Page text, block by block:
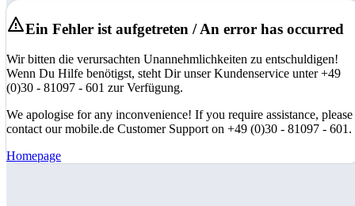
Ein Fehler ist aufgetreten / An error has occurred
Wir bitten die verursachten Unannehmlichkeiten zu entschuldigen!
Wenn Du Hilfe benötigst, steht Dir unser Kundenservice unter +49
(0)30 - 81097 - 601 zur Verfügung.
We apologise for any inconvenience! If you require assistance, please
contact our mobile.de Customer Support on +49 (0)30 - 81097 - 601.
Homepage